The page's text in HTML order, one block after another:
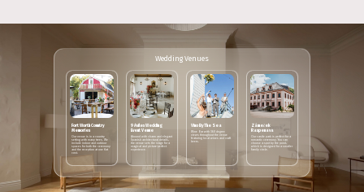
Wedding Venues
Fort Worth Country
Memories
Our venue is in a country
setting with many trees. We
include indoor and outdoor
spaces for both the ceremony
and the reception at one flat
cost.
9 Aviles Wedding
Event Venue
Abound with charm and elegant
Spanish architectural details,
the venue sets the stage for a
magical and picture-perfect
experience.
Vino By The Sea
Wine Bar with 360 degree
views throughout the venue
featuring local wines and craft
beers.
Zámeček
Raspenava
Our castle park is perfect for a
romantic ceremony. You can
choose a spot by the pond,
which is designed for a smaller
family circle.